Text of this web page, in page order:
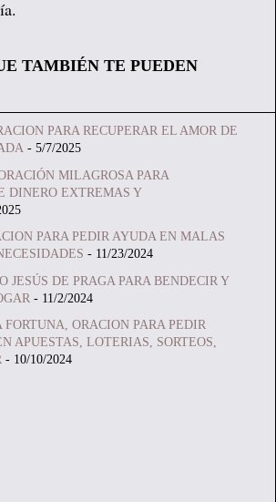
TAMBIÉN TE PUEDEN
PARA RECUPERAR EL AMOR DE
- 5/7/2025
MILAGROSA PARA
DINERO EXTREMAS Y
PARA PEDIR AYUDA EN MALAS
- 11/23/2024
JESÚS DE PRAGA PARA BENDECIR Y
- 11/2/2024
ORACION PARA PEDIR
APUESTAS, LOTERIAS, SORTEOS,
- 10/10/2024